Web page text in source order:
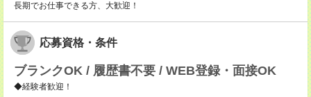
長期でお仕事できる方、大歓迎！
応募資格・条件
ブランクOK / 履歴書不要 / WEB登録・面接OK
◆経験者歓迎！